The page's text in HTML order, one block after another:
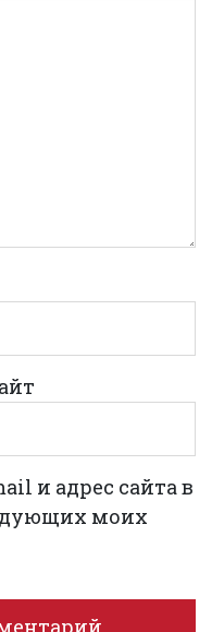
и адрес сайта в
моих